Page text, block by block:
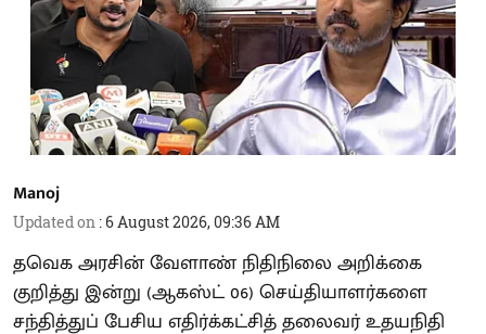
Manoj
Updated on :6 August 2026, 09:36 AM
தவெக அரசின் வேளாண் நிதிநிலை அறிக்கை
குறித்து இன்று (ஆகஸ்ட் 06) செய்தியாளர்களை
சந்தித்துப் பேசிய எதிர்க்கட்சித் தலைவர் உதயநிதி